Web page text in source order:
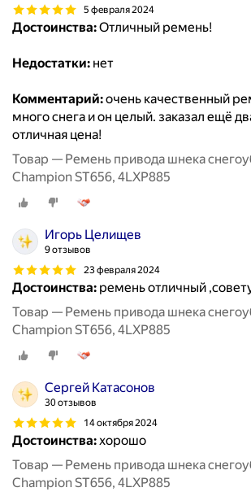
5 февраля 2024
Достоинства:Отличный ремень!
Недостатки: нет
Комментарий:очень качественный
много снега и он целый. заказал ещё
отличная цена!
Товар — Ремень привода шнека
Champion ST656, 4LXP885
Игорь Целищев
9 отзывов
23 февраля 2024
Достоинства: ремень отличный
Товар — Ремень привода шнека
Champion ST656, 4LXP885
Сергей Катасонов
30 отзывов
14 октября 2024
Достоинства:хорошо
Товар — Ремень привода шнека
Champion ST656, 4LXP885